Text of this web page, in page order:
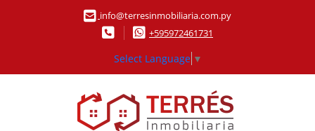
info@terresinmobiliaria.com.py
+595972461731
Select Language ▼